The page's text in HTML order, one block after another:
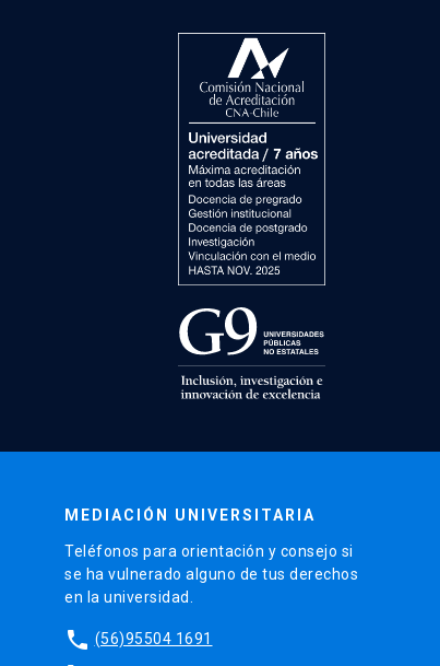
MEDIACIÓN UNIVERSITARIA
Teléfonos para orientación y consejo si
se ha vulnerado alguno de tus derechos
en la universidad.
phone (56)95504 1691